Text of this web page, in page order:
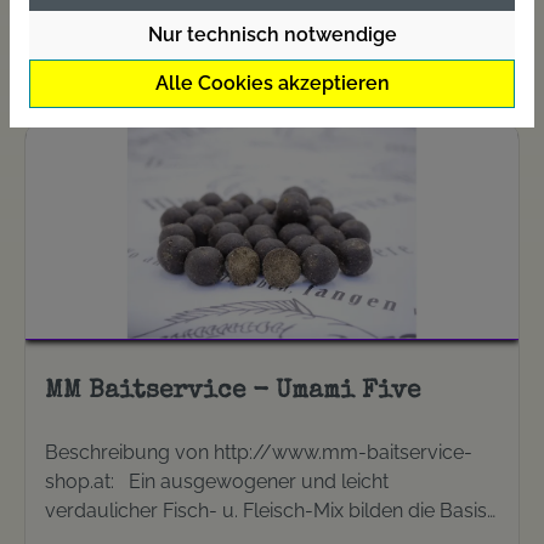
Alle Cookies akzeptieren
Nur technisch notwendige
MM Baitservice - Umami Five
Beschreibung von http://www.mm-baitservice-
shop.at: Ein ausgewogener und leicht
verdaulicher Fisch- u. Fleisch-Mix bilden die Basis